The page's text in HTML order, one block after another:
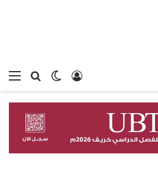
بحثالوضع
تسجيل الدخول